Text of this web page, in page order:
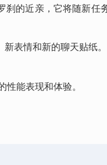
的近亲，它将随新任
表情和新的聊天贴纸。
能表现和体验。